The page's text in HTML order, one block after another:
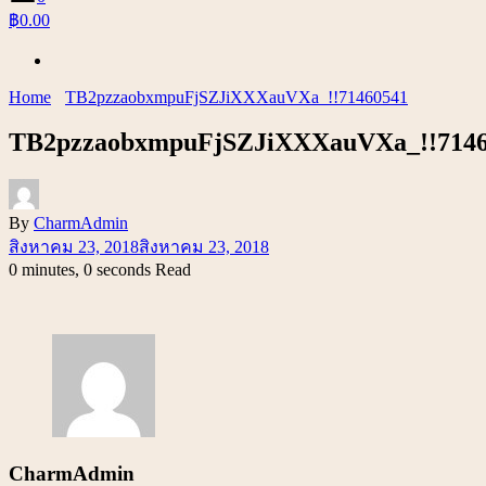
฿0.00
Home TB2pzzaobxmpuFjSZJiXXXauVXa_!!71460541
By CharmAdmin
สิงหาคม 23, 2018สิงหาคม 23, 2018
0 minutes, 0 seconds Read
CharmAdmin